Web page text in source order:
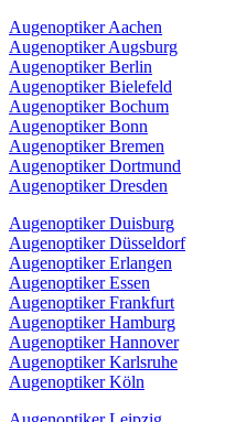
Augenoptiker Aachen
Augenoptiker Augsburg
Augenoptiker Berlin
Augenoptiker Bielefeld
Augenoptiker Bochum
Augenoptiker Bonn
Augenoptiker Bremen
Augenoptiker Dortmund
Augenoptiker Dresden
Augenoptiker Duisburg
Augenoptiker Düsseldorf
Augenoptiker Erlangen
Augenoptiker Essen
Augenoptiker Frankfurt
Augenoptiker Hamburg
Augenoptiker Hannover
Augenoptiker Karlsruhe
Augenoptiker Köln